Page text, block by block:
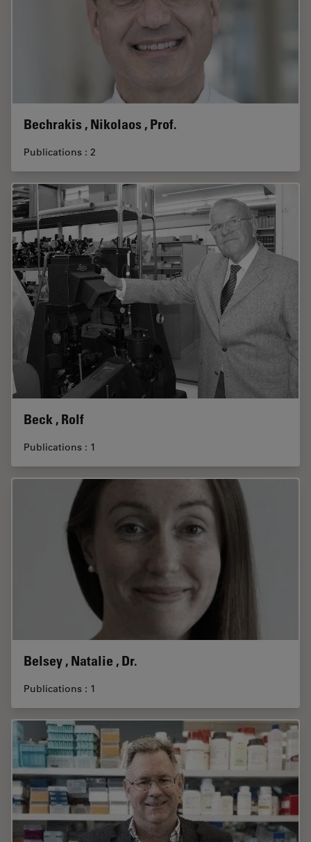
Bechrakis , Nikolaos , Prof.
Publications : 2
Beck , Rolf
Publications : 1
Belsey , Natalie , Dr.
Publications : 1